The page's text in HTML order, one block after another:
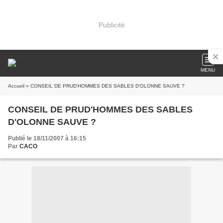
Publicité
MENU
Accueil » CONSEIL DE PRUD'HOMMES DES SABLES D'OLONNE SAUVE ?
CONSEIL DE PRUD'HOMMES DES SABLES
D'OLONNE SAUVE ?
Publié le 18/11/2007 à 16:15
Par CACO